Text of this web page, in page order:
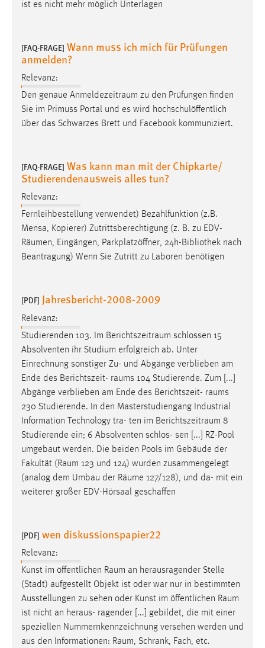
ist es nicht mehr möglich Unterlagen
[FAQ-FRAGE] Wann muss ich mich für Prüfungen
anmelden?
Relevanz:
Den genaue Anmeldezeitraum zu den Prüfungen finden
Sie im Primuss Portal und es wird hochschulöffentlich
über das Schwarzes Brett und Facebook kommuniziert.
[FAQ-FRAGE] Was kann man mit der Chipkarte/
Studierendenausweis alles tun?
Relevanz:
Fernleihbestellung verwendet) Bezahlfunktion (z.B.
Mensa, Kopierer) Zutrittsberechtigung (z. B. zu EDV-
Räumen, Eingängen, Parkplatzöffner, 24h-Bibliothek nach
Beantragung) Wenn Sie Zutritt zu Laboren benötigen
[PDF] Jahresbericht-2008-2009
Relevanz:
Studierenden 103. Im Berichtszeitraum schlossen 15
Absolventen ihr Studium erfolgreich ab. Unter
Einrechnung sonstiger Zu- und Abgänge verblieben am
Ende des Berichtszeit- raums 104 Studierende. Zum [...]
Abgänge verblieben am Ende des Berichtszeit- raums
230 Studierende. In den Masterstudiengang Industrial
Information Technology tra- ten im Berichtszeitraum 8
Studierende ein; 6 Absolventen schlos- sen [...] RZ-Pool
umgebaut werden. Die beiden Pools im Gebäude der
Fakultät (Raum 123 und 124) wurden zusammengelegt
(analog dem Umbau der Räume 127/128), und da- mit ein
weiterer großer EDV-Hörsaal geschaffen
[PDF] wen diskussionspapier22
Relevanz:
Kunst im öffentlichen Raum an herausragender Stelle
(Stadt) aufgestellt Objekt ist oder war nur in bestimmten
Ausstellungen zu sehen oder Kunst im öffentlichen Raum
ist nicht an heraus- ragender [...] gebildet, die mit einer
speziellen Nummernkennzeichnung versehen werden und
aus den Informationen: Raum, Schrank, Fach, etc.
EXTERNE MEDIEN
externen Medien Cookies gesetzt.
YouTube
Vimeo